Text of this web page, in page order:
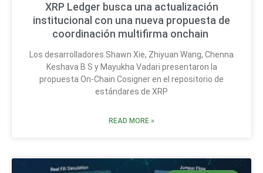
XRP Ledger busca una actualización
institucional con una nueva propuesta de
coordinación multifirma onchain
Los desarrolladores Shawn Xie, Zhiyuan Wang, Chenna
Keshava B S y Mayukha Vadari presentaron la
propuesta On-Chain Cosigner en el repositorio de
estándares de XRP
READ MORE »